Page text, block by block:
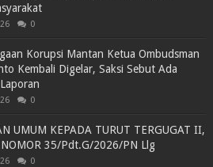
0
Korupsi Mantan Ketua Ombudsman
Kembali Digelar, Saksi Sebut Ada
0
UMUM KEPADA TURUT TERGUGAT II,
NOMOR 35/Pdt.G/2026/PN Llg
0